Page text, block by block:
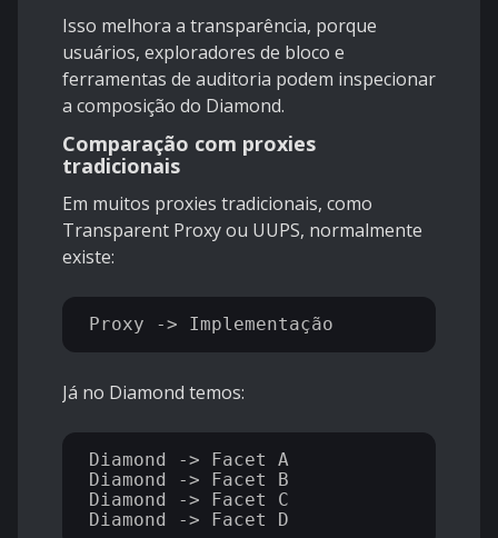
Isso melhora a transparência, porque
usuários, exploradores de bloco e
ferramentas de auditoria podem inspecionar
a composição do Diamond.
Comparação com proxies
tradicionais
Em muitos proxies tradicionais, como
Transparent Proxy ou UUPS, normalmente
existe:
Já no Diamond temos:
Diamond -> Facet A
Diamond -> Facet B
Diamond -> Facet C